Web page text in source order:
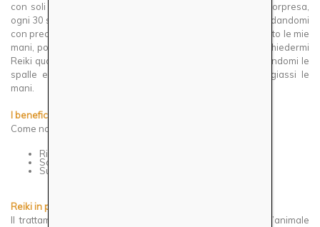
con soli 30 secondi per ogni posizione. Con mia grande sorpresa,
ogni 30 secondi Marley si spostava da solo, lentamente, guidandomi
con precisione: ha posizionato prima il suo sesto chakra sotto le mie
mani, poi il quinto, e così via. Con il tempo ha imparato a chiedermi
Reiki quando lo voleva: veniva accanto a me, si sedeva dandomi le
spalle e mi spingeva la schiena, aspettando che appoggiassi le
mani.
I benefici del Reiki per gli animali
Come noi, gli animali traggono grande beneficio dal Reiki:
Rilassamento profondo
Sollievo dal dolore
Supporto durante malattie, incidenti o ferite
Reiki in presenza o a distanza?
Il trattamento può essere offerto a contatto diretto con l’animale